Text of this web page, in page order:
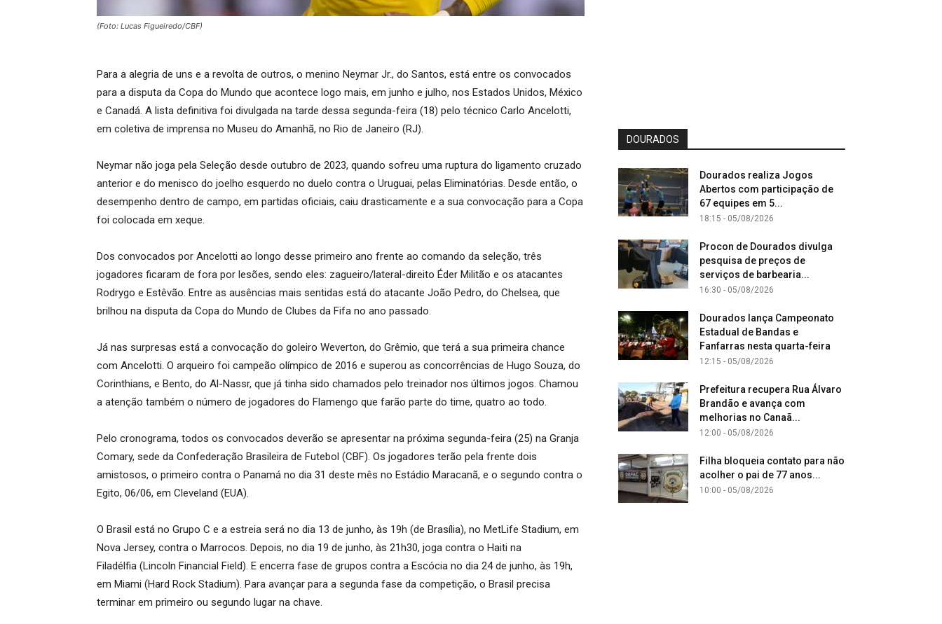
(Foto: Lucas Figueiredo/CBF)
Para a alegria de uns e a revolta de outros, o menino Neymar Jr., do Santos, está entre os convocados
para a disputa da Copa do Mundo que acontece logo mais, em junho e julho, nos Estados Unidos, México
e Canadá. A lista definitiva foi divulgada na tarde dessa segunda-feira (18) pelo técnico Carlo Ancelotti,
em coletiva de imprensa no Museu do Amanhã, no Rio de Janeiro (RJ).
Neymar não joga pela Seleção desde outubro de 2023, quando sofreu uma ruptura do ligamento cruzado
anterior e do menisco do joelho esquerdo no duelo contra o Uruguai, pelas Eliminatórias. Desde então, o
desempenho dentro de campo, em partidas oficiais, caiu drasticamente e a sua convocação para a Copa
foi colocada em xeque.
Dos convocados por Ancelotti ao longo desse primeiro ano frente ao comando da seleção, três
jogadores ficaram de fora por lesões, sendo eles: zagueiro/lateral-direito Éder Militão e os atacantes
Rodrygo e Estêvão. Entre as ausências mais sentidas está do atacante João Pedro, do Chelsea, que
brilhou na disputa da Copa do Mundo de Clubes da Fifa no ano passado.
Já nas surpresas está a convocação do goleiro Weverton, do Grêmio, que terá a sua primeira chance
com Ancelotti. O arqueiro foi campeão olímpico de 2016 e superou as concorrências de Hugo Souza, do
Corinthians, e Bento, do Al-Nassr, que já tinha sido chamados pelo treinador nos últimos jogos. Chamou
a atenção também o número de jogadores do Flamengo que farão parte do time, quatro ao todo.
Pelo cronograma, todos os convocados deverão se apresentar na próxima segunda-feira (25) na Granja
Comary, sede da Confederação Brasileira de Futebol (CBF). Os jogadores terão pela frente dois
amistosos, o primeiro contra o Panamá no dia 31 deste mês no Estádio Maracanã, e o segundo contra o
Egito, 06/06, em Cleveland (EUA).
O Brasil está no Grupo C e a estreia será no dia 13 de junho, às 19h (de Brasília), no MetLife Stadium, em
Nova Jersey, contra o Marrocos. Depois, no dia 19 de junho, às 21h30, joga contra o Haiti na
Filadélfia (Lincoln Financial Field). E encerra fase de grupos contra a Escócia no dia 24 de junho, às 19h,
em Miami (Hard Rock Stadium). Para avançar para a segunda fase da competição, o Brasil precisa
terminar em primeiro ou segundo lugar na chave.
DOURADOS
Dourados realiza Jogos
Abertos com participação de
67 equipes em 5...
18:15 - 05/08/2026
Procon de Dourados divulga
pesquisa de preços de
serviços de barbearia...
16:30 - 05/08/2026
Dourados lança Campeonato
Estadual de Bandas e
Fanfarras nesta quarta-feira
12:15 - 05/08/2026
Prefeitura recupera Rua Álvaro
Brandão e avança com
melhorias no Canaã...
12:00 - 05/08/2026
Filha bloqueia contato para não
acolher o pai de 77 anos...
10:00 - 05/08/2026